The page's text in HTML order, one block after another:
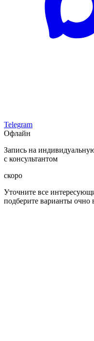
Telegram
Офлайн
Запись на
с консультантом
скоро
Уточните все
подберите варианты очно